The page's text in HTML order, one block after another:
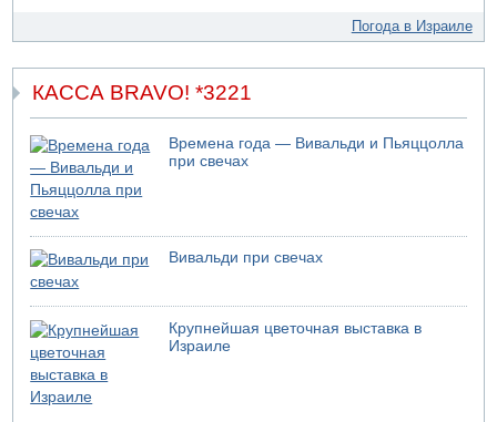
Правительство переводит министерству обороны еще
срочные секретные нужды"
Погода в Израиле
КАССА BRAVO! *3221
Времена года — Вивальди и Пьяццолла
при свечах
Вивальди при свечах
Крупнейшая цветочная выставка в
Израиле